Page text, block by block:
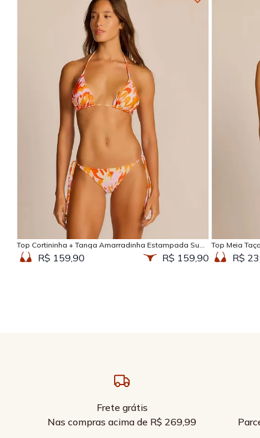
Adicionar na sacola
Top Cortininha + Tanga Amarradinha Estampada Sun
KissedR$ 159,90 R$ 159,90
Top Meia
KissedR$
Frete grátis
Nas compras acima de R$ 269,99